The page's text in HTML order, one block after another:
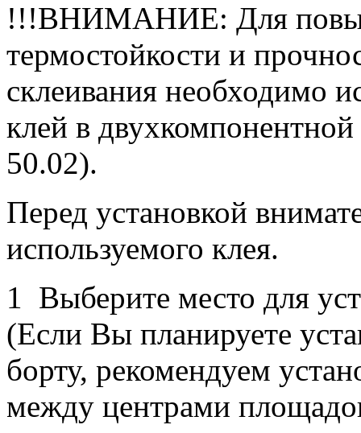
!!!ВНИМАНИЕ: Для
термостойкости и
склеивания необходимо
клей в
50.02).
Перед установкой
используемого клея.
1 Выберите место для
(Если Вы планируете
борту, рекомендуем
между центрами